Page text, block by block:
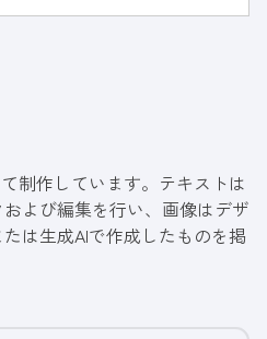
制作しています。テキストは
よび編集を行い、画像はデザ
は生成AIで作成したものを掲